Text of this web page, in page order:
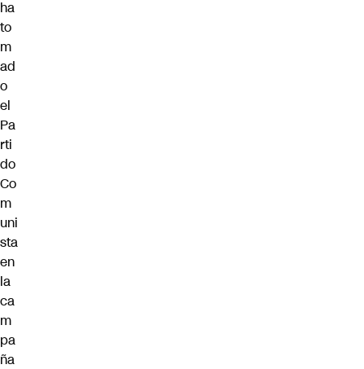
ha
to
m
ad
o
el
Pa
rti
do
Co
m
uni
sta
en
la
ca
m
pa
ña